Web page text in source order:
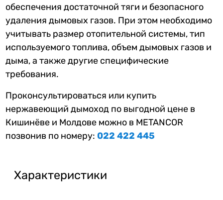
обеспечения достаточной тяги и безопасного
удаления дымовых газов. При этом необходимо
учитывать размер отопительной системы, тип
используемого топлива, объем дымовых газов и
дыма, а также другие специфические
требования.
Проконсультироваться или купить
нержавеющий дымоход по выгодной цене в
Кишинёве и Молдове можно в METANCOR
позвонив по номеру: 022 422 445
Характеристики